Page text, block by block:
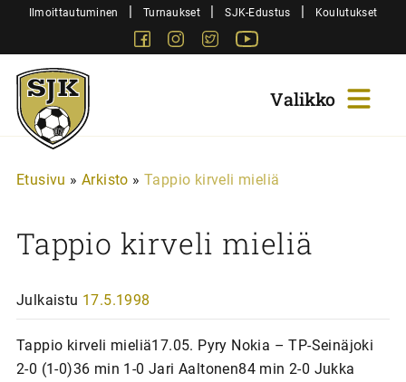
SiirryIlmoittautuminen | Turnaukset | SJK-Edustus | Koulutukset
FacebookInstagram
Twitter
Sjk-
Juniorit
Etusivu » Arkisto » Tappio kirveli mieliä
Tappio kirveli mieliä
Julkaistu 17.5.1998
Tappio kirveli mieliä17.05. Pyry Nokia – TP-Seinäjoki
2-0 (1-0)36 min 1-0 Jari Aaltonen84 min 2-0 Jukka